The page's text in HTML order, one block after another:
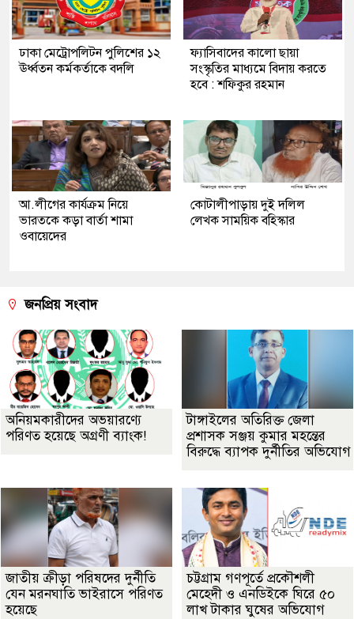
ঢাকা মেট্রোপলিটন পুলিশের ১২
ঊর্ধ্বতন কর্মকর্তাকে বদলি
ফ্যাসিবাদের কালো ছায়া
সংস্কৃতির মাধ্যমে বিদায় করতে
হবে : শফিকুর রহমান
আ.লীগের কার্যক্রম নিয়ে
ভারতকে কড়া বার্তা শামা
ওবায়েদের
কোটালীপাড়ায় দুই দলিল
লেখক সাময়িক বহিস্কার
জনপ্রিয় সংবাদ
অনিয়মকারীদের অভয়ারণ্যে
পরিণত হয়েছে অগ্রণী ব্যাংক!
টাঙ্গাইলের অতিরিক্ত জেলা
প্রশাসক সঞ্জয় কুমার মহন্তের
বিরুদ্ধে ব্যাপক দুর্নীতির অভিযোগ
জাতীয় ক্রীড়া পরিষদের দুর্নীতি
যেন মরনঘাতি ভাইরাসে পরিণত
হয়েছে
চট্টগ্রাম গণপূর্তে প্রকৌশলী
মেহেদী ও এনডিইকে ঘিরে ৫০
লাখ টাকার ঘুষের অভিযোগ